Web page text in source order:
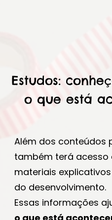
Estudos:
o que está
Além dos conteúdos
também terá acesso
materiais
do desenvolvimento.
Essas informações